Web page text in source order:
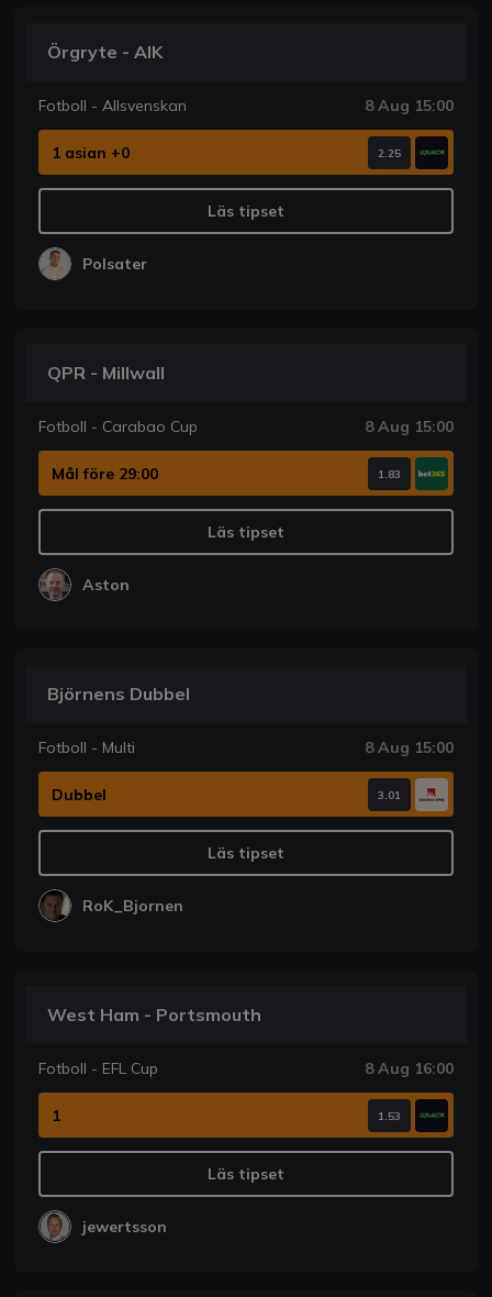
Örgryte - AIK
Fotboll - Allsvenskan 8 Aug 15:00
1 asian +0 2.25
Läs tipset
Polsater
QPR - Millwall
Fotboll - Carabao Cup 8 Aug 15:00
Mål före 29:00 1.83
Läs tipset
Aston
Björnens Dubbel
Fotboll - Multi 8 Aug 15:00
Dubbel 3.01
Läs tipset
RoK_Bjornen
West Ham - Portsmouth
Fotboll - EFL Cup 8 Aug 16:00
1 1.53
Läs tipset
jewertsson